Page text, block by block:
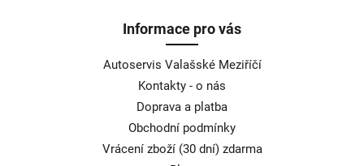
Informace pro vás
Autoservis Valašské Meziříčí
Kontakty - o nás
Doprava a platba
Obchodní podmínky
Vrácení zboží (30 dní) zdarma